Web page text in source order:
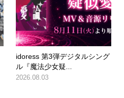
idoress 第3弾デジタルシング
ル『魔法少女疑...
2026.08.03